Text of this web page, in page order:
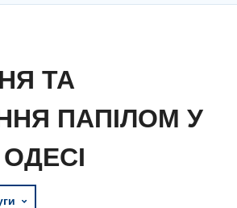
ТА
ПАПІЛОМ У